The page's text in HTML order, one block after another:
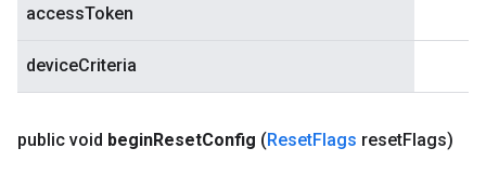
accessToken
deviceCriteria
public void beginResetConfig (ResetFlags resetFlags)